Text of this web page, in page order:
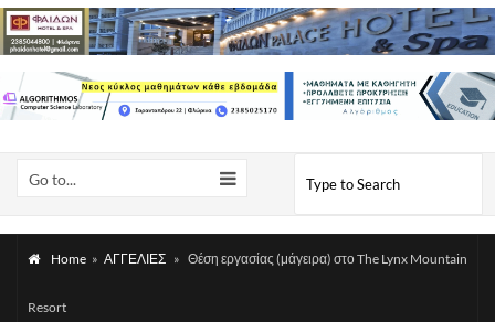
Go to...
Home » ΑΓΓΕΛΙΕΣ » Θέση εργασίας (μάγειρα) στο The Lynx Mountain
Resort